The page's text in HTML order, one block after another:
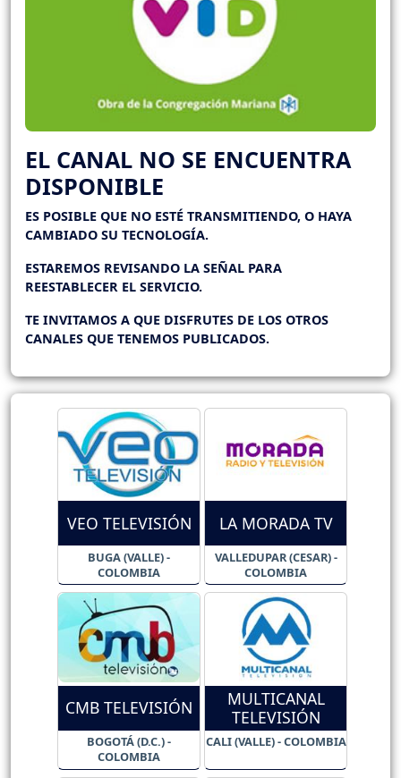
EL CANAL NO SE ENCUENTRA
DISPONIBLE
ES POSIBLE QUE NO ESTÉ TRANSMITIENDO, O HAYA
CAMBIADO SU TECNOLOGÍA.
ESTAREMOS REVISANDO LA SEÑAL PARA
REESTABLECER EL SERVICIO.
TE INVITAMOS A QUE DISFRUTES DE LOS OTROS
CANALES QUE TENEMOS PUBLICADOS.
VEO TELEVISIÓN
BUGA (VALLE) -
COLOMBIA
LA MORADA TV
VALLEDUPAR (CESAR) -
COLOMBIA
CMB TELEVISIÓN
BOGOTÁ (D.C.) -
COLOMBIA
MULTICANAL
TELEVISIÓN
CALI (VALLE) - COLOMBIA